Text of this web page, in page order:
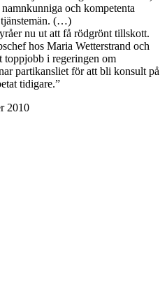
och kompetenta
tjänstemän. (…)
nu ut att få rödgrönt tillskott.
hos Maria Wetterstrand och
toppjobb i regeringen om
partikansliet för att bli konsult på
tidigare.”
2010